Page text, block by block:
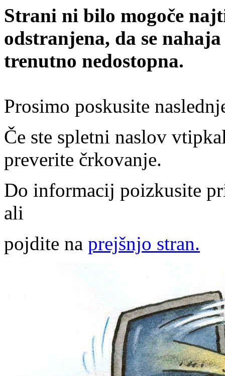
Strani ni bilo mogoče
odstranjena, da se
trenutno nedostopna.
Prosimo poskusite
Če ste spletni naslov
preverite črkovanje.
Do informacij poizkusite
ali
pojdite na prejšnjo stran.